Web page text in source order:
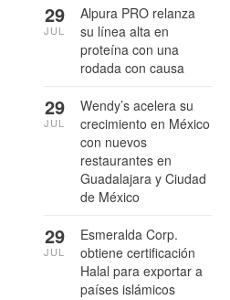
Alpura PRO relanza
su línea alta en
proteína con una
rodada con causa
29
JUL
Wendy’s acelera su
crecimiento en México
con nuevos
restaurantes en
Guadalajara y Ciudad
de México
29
JUL
Esmeralda Corp.
obtiene certificación
Halal para exportar a
países islámicos
29
JUL